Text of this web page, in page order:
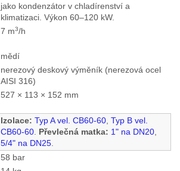
jako kondenzátor v chladírenství a
klimatizaci. Výkon 60–120 kW.
7 m3/h
mědí
nerezový deskový výměník (nerezová ocel
AISI 316)
527 × 113 × 152 mm
Izolace: Typ A vel. CB60-60, Typ B vel.
CB60-60. Převlečná matka: 1" na DN20,
5/4" na DN25.
58 bar